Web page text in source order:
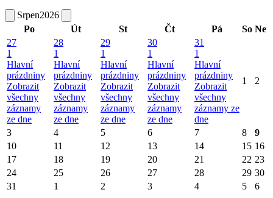
Srpen2026
Po
Út St Čt Pá So Ne
27
1
Hlavní
prázdniny
Zobrazit
všechny
záznamy
ze dne
28
1
Hlavní
prázdniny
Zobrazit
všechny
záznamy
ze dne
29
1
Hlavní
prázdniny
Zobrazit
všechny
záznamy
ze dne
30
1
Hlavní
prázdniny
Zobrazit
všechny
záznamy
ze dne
31
1
Hlavní
prázdniny
Zobrazit
všechny
záznamy ze
dne
1 2
3 4 5 6 7 8
9
10
11 12 13 14 15 16
17
18 19 20 21 22 23
24
25 26 27 28 29 30
31
1 2 3 4 5 6